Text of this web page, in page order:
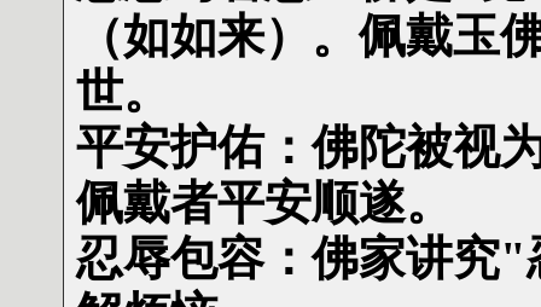
（如如来）。佩戴玉
世。
平安护佑：佛陀被视
佩戴者平安顺遂。
忍辱包容：佛家讲究